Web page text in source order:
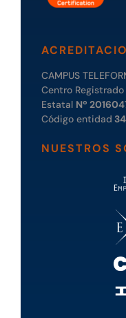
CAMPUS
Centro
Estatal Nº
Código entidad
NUESTROS